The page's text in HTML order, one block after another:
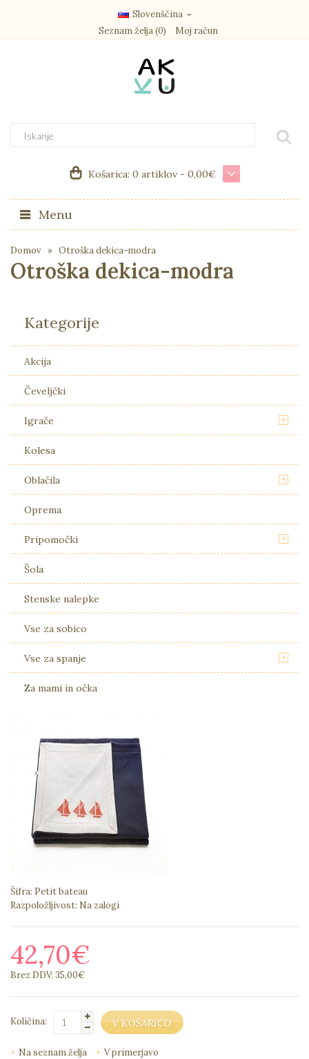
Slovenščina
Seznam želja (0)
Moj račun
Košarica: 0 artiklov - 0,00€
Menu
Domov Otroška dekica-modra
Otroška dekica-modra
Kategorije
Akcija
Čeveljčki
Igrače +
Kolesa
Oblačila +
Oprema
Pripomočki +
Šola
Stenske nalepke
Vse za sobico
Vse za spanje +
Za mami in očka
Šifra: Petit bateau
Razpoložljivost: Na zalogi
42,70€
Brez DDV: 35,00€
Količina:
Na seznam želja V primerjavo